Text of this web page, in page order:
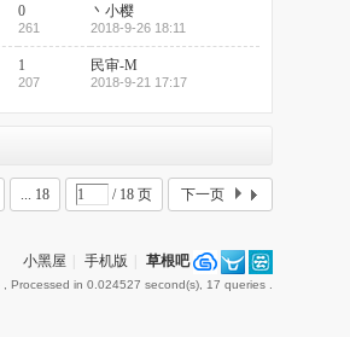
0
261
丶小樱
2018-9-26 18:11
1
207
民审-M
2018-9-21 17:17
... 18 / 18 页 下一页
小黑屋 手机版 草根吧
, Processed in 0.024527 second(s), 17 queries .